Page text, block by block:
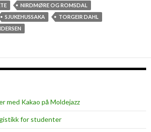
r
e
e
r
NIRDMØRE OG ROMSDAL
SJUKEHUSSAKA
TORGEIR DAHL
med Kakao på Moldejazz
for studenter